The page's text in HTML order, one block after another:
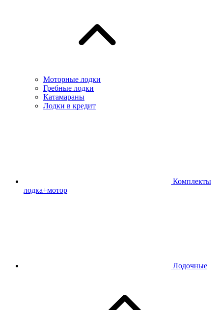
Моторные лодки
Гребные лодки
Катамараны
Лодки в кредит
Комплекты
лодка+мотор
Лодочные